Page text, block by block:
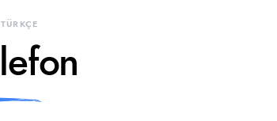
TÜRKÇE